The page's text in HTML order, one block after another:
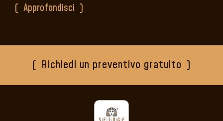
Approfondisci
Richiedi un preventivo gratuito